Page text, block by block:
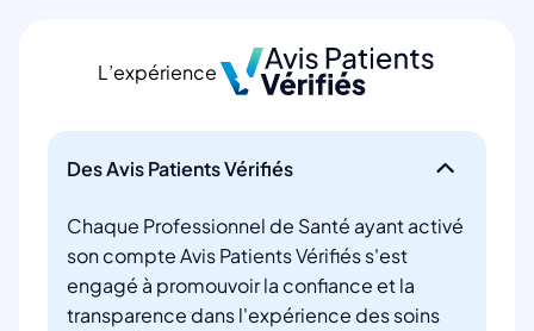
L’expérience
Des Avis Patients Vérifiés
Chaque Professionnel de Santé ayant activé
son compte Avis Patients Vérifiés s'est
engagé à promouvoir la confiance et la
transparence dans l'expérience des soins